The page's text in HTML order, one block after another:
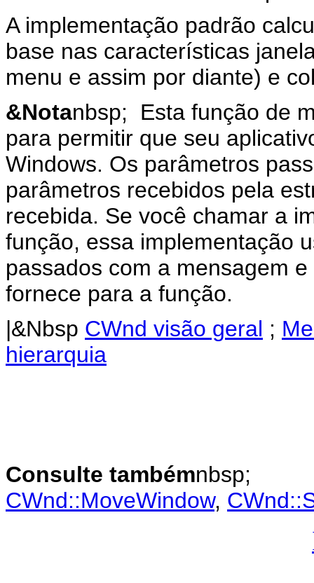
A implementação padrão
base nas características
menu e assim por diante) e
&Notanbsp; Esta função de
para permitir que seu
Windows. Os parâmetros
parâmetros recebidos pela
recebida. Se você chamar a
função, essa implementação
passados com a mensagem
fornece para a função.
|&Nbsp CWnd visão geral ;
hierarquia
Consulte tambémnbsp;
CWnd::MoveWindow,